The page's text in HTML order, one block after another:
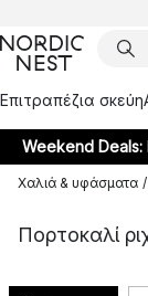
Επιτραπέζια σκεύη
Weekend Deals:
Χαλιά & υφάσματα /
Πορτοκαλί